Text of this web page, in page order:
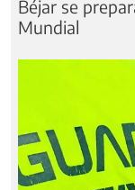
Béjar se
Mundial